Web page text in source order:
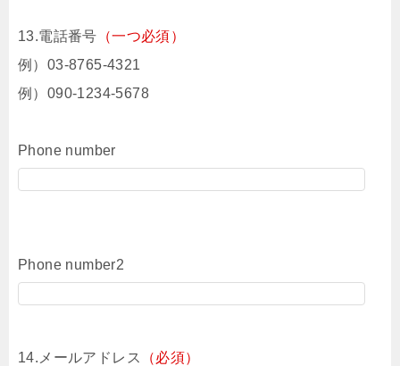
13.電話番号 （一つ必須）
例）03-8765-4321
例）090-1234-5678
Phone number
Phone number2
14.メールアドレス
（必須）